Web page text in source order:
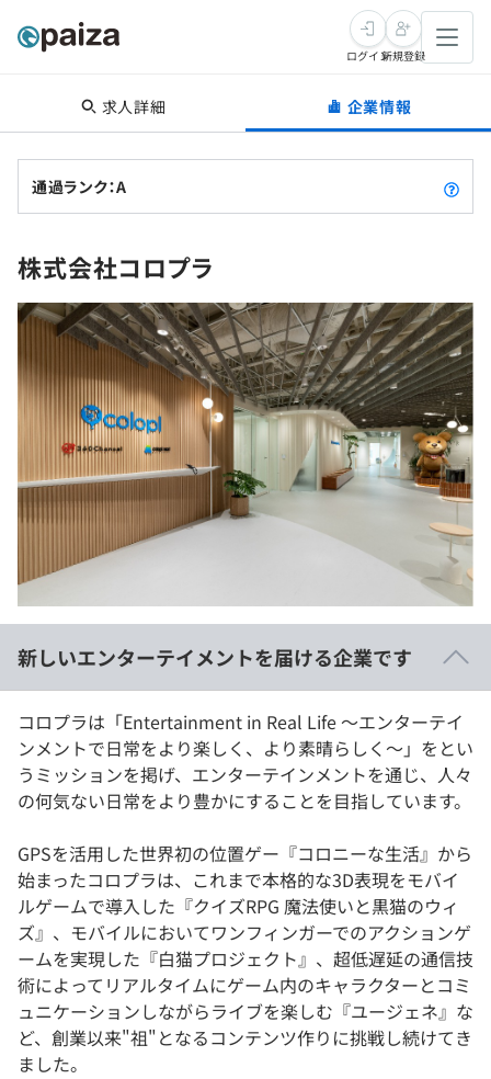
転職・キャリア
転職成功ガイド
転職エージェント
インタビュー
転職成功ガイド
新卒就活
求人検索
本選考
インターン
新卒エージェント
イベント・セミナー
インタビュー
学習
講座一覧
問題集
ナレッジ
プラン
個人向けプラン
法人向けプラン
学校向けプラン
スキルチェック
プログラミング言語
評価結果一覧
再チャレンジ結果一覧
ゲーム・マンガ
Tech Team Journal
paizaとは？
ログイン新規登録
求人詳細 企業情報
通過ランク：A
株式会社コロプラ
新しいエンターテイメントを届ける企業です
コロプラは「Entertainment in Real Life ～エンターテイ
ンメントで日常をより楽しく、より素晴らしく～」をとい
うミッションを掲げ、エンターテインメントを通じ、人々
の何気ない日常をより豊かにすることを目指しています。
GPSを活用した世界初の位置ゲー『コロニーな生活』から
始まったコロプラは、これまで本格的な3D表現をモバイ
ルゲームで導入した『クイズRPG 魔法使いと黒猫のウィ
ズ』、モバイルにおいてワンフィンガーでのアクションゲ
ームを実現した『白猫プロジェクト』、超低遅延の通信技
術によってリアルタイムにゲーム内のキャラクターとコミ
ュニケーションしながらライブを楽しむ『ユージェネ』な
ど、創業以来"祖"となるコンテンツ作りに挑戦し続けてき
ました。